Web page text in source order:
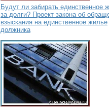
Будут ли забирать единственное
за долги? Проект закона об
взыскания на единственное жилье
должника